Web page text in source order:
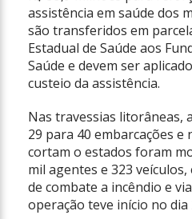
assistência em saúde dos
são transferidos em
Estadual de Saúde aos
Saúde e devem ser
custeio da assistência.
Nas travessias litorâneas,
29 para 40 embarcações e
cortam o estados foram
mil agentes e 323
de combate a incêndio e
operação teve início no dia